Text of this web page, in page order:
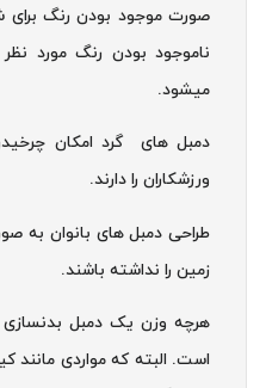
صورت موجود بودن رنگ برای
ناموجود بودن رنگ مورد
میشود.
دمبل های گرد امکان
ورزشکاران را دارند.
طراحی دمبل های بانوان به
زمین را نداشته باشند.
هرچه وزن یک دمبل
است. البته که مواردی